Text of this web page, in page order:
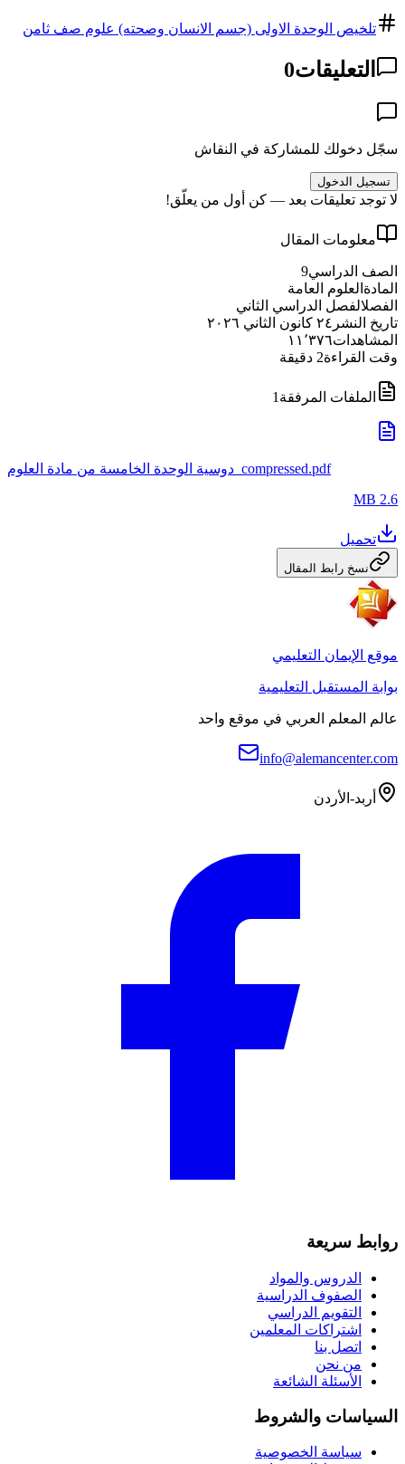
تلخيص الوحدة الاولى (جسم الانسان وصحته) علوم صف ثامن
التعليقات0
سجّل دخولك للمشاركة في النقاش
تسجيل الدخول
لا توجد تعليقات بعد — كن أول من يعلّق!
معلومات المقال
الصف الدراسي9
المادة العلوم العامة
الفصلالفصل الدراسي الثاني
تاريخ النشر ٢٤ كانون الثاني ٢٠٢٦
المشاهدات١١٬٣٧٦
وقت القراءة2 دقيقة
الملفات المرفقة 1
دوسية الوحدة الخامسة من مادة العلوم_compressed.pdf
2.6 MB
تحميل
نسخ رابط المقال
موقع الإيمان التعليمي
بوابة المستقبل التعليمية
عالم المعلم العربي في موقع واحد
info@alemancenter.com
أربد-الأردن
روابط سريعة
الدروس والمواد
الصفوف الدراسية
التقويم الدراسي
اشتراكات المعلمين
اتصل بنا
من نحن
الأسئلة الشائعة
السياسات والشروط
سياسة الخصوصية